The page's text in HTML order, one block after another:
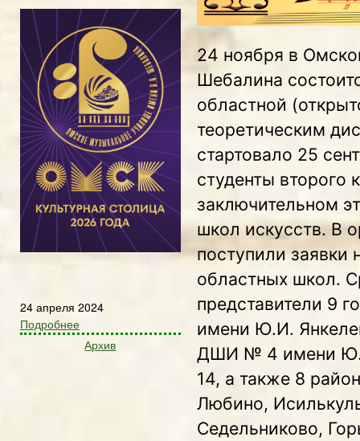
24 апреля 2024
Подробнее
Архив
24 ноября в
Шебалина
областной
теоретическим
стартовало 25
студенты второго
заключительном
школ искусств.В
поступили заявки
областных школ.
представители 9
имени Ю.И.
ДШИ № 4 имени
14, а также 8
Любино,
Седельниково,